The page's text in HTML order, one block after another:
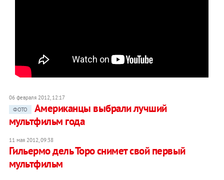
06 февраля 2012, 12:17
ФОТО
Американцы выбрали лучший
мультфильм года
11 мая 2012, 09:38
Гильермо дель Торо снимет свой первый
мультфильм